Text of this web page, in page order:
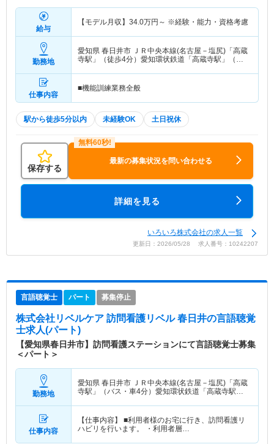
給与
【モデル月収】 34.0万円～ ※経験・能力・資格考慮
勤務地
愛知県 春日井市 ＪＲ中央本線(名古屋－塩尻)「高蔵
寺駅」（徒歩4分）愛知環状鉄道「高蔵寺駅」（徒
仕事内容
■機能訓練業務全般
駅から徒歩5分以内 未経験OK 土日祝休
保存する
最新の募集状況を問い合わせる
詳細を見る
いろいろ株式会社の求人一覧
更新日：2026/05/28 求人番号：10242207
言語聴覚士 パート 募集停止
株式会社リベルケア 訪問看護リベル 春日井の言語聴覚
士求人(パート)
【愛知県春日井市】訪問看護ステーションにて言語聴覚士募集
＜パート＞
勤務地
愛知県 春日井市 ＪＲ中央本線(名古屋－塩尻)「高蔵
寺駅」（バス・車4分）愛知環状鉄道「高蔵寺駅」
仕事内容
【仕事内容】 ■利用者様のお宅に行き、訪問看護リ
ハビリを行います。 ・利用者層…